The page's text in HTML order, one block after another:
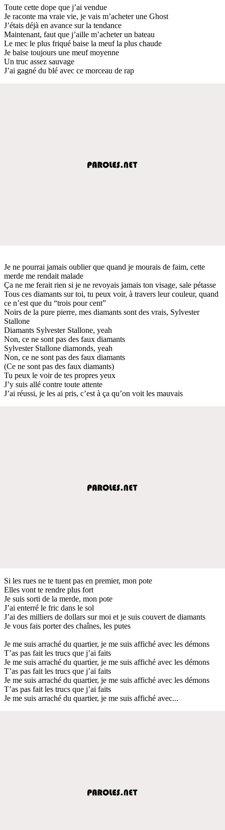
Toute cette dope que j’ai vendue
Je raconte ma vraie vie, je vais m’acheter une Ghost
J’étais déjà en avance sur la tendance
Maintenant, faut que j’aille m’acheter un bateau
Le mec le plus friqué baise la meuf la plus chaude
Je baise toujours une meuf moyenne
Un truc assez sauvage
J’ai gagné du blé avec ce morceau de rap
Je ne pourrai jamais oublier que quand je mourais de faim, cette
merde me rendait malade
Ça ne me ferait rien si je ne revoyais jamais ton visage, sale pétasse
Tous ces diamants sur toi, tu peux voir, à travers leur couleur, quand
ce n’est que du “trois pour cent”
Noirs de la pure pierre, mes diamants sont des vrais, Sylvester
Stallone
Diamants Sylvester Stallone, yeah
Non, ce ne sont pas des faux diamants
Sylvester Stallone diamonds, yeah
Non, ce ne sont pas des faux diamants
(Ce ne sont pas des faux diamants)
Tu peux le voir de tes propres yeux
J’y suis allé contre toute attente
J’ai réussi, je les ai pris, c’est à ça qu’on voit les mauvais
Si les rues ne te tuent pas en premier, mon pote
Elles vont te rendre plus fort
Je suis sorti de la merde, mon pote
J’ai enterré le fric dans le sol
J’ai des milliers de dollars sur moi et je suis couvert de diamants
Je vous fais porter des chaînes, les putes
Je me suis arraché du quartier, je me suis affiché avec les démons
T’as pas fait les trucs que j’ai faits
Je me suis arraché du quartier, je me suis affiché avec les démons
T’as pas fait les trucs que j’ai faits
Je me suis arraché du quartier, je me suis affiché avec les démons
T’as pas fait les trucs que j’ai faits
Je me suis arraché du quartier, je me suis affiché avec...